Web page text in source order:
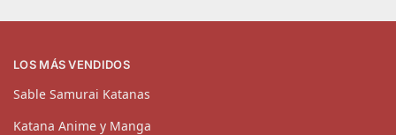
LOS MÁS VENDIDOS
Sable Samurai Katanas
Katana Anime y Manga